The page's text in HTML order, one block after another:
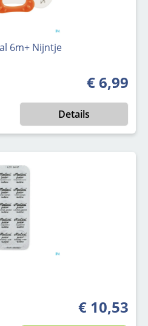
6m+ Nijntje
Normale
€ 6,99
Details
€ 10,53